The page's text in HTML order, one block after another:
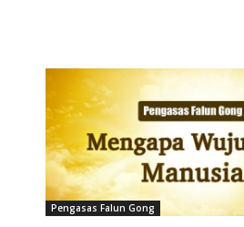
Pengasas Falun Gong